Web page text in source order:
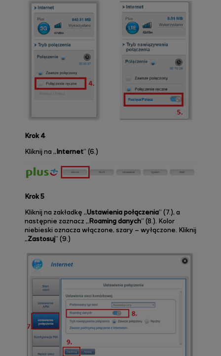
Krok 4
Kliknij na „Internet” (6.)
Krok 5
Kliknij na zakładkę „Ustawienia połączenia” (7.), a
następnie zaznacz „Roaming danych” (8.). Kolor
niebieski oznacza włączone, szary – wyłączone. Kliknij
„Zastosuj” (9.)